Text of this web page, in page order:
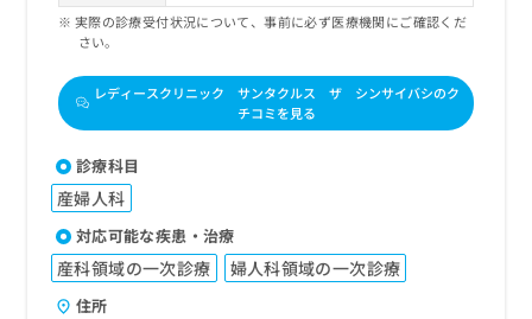
実際の診療受付状況について、事前に必ず医療機関にご確認くだ
さい。
レディースクリニック サンタクルス ザ シンサイバシのク
チコミを見る
診療科目
産婦人科
対応可能な疾患・治療
産科領域の一次診療 婦人科領域の一次診療
住所